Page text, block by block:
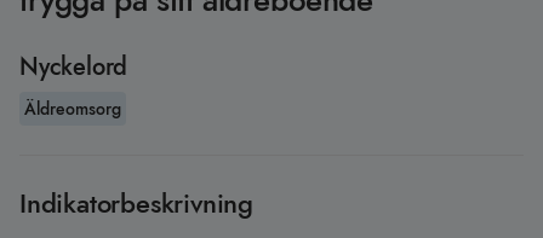
Nyckelord
Äldreomsorg
Indikatorbeskrivning